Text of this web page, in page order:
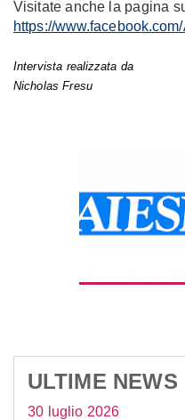
Visitate anche la pagina
https://
Intervista realizzata da
Nicholas Fresu
ULTIME NEWS
30 luglio 2026